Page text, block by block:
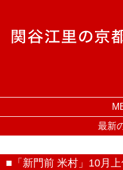
最新
■「新門前 米村」10月